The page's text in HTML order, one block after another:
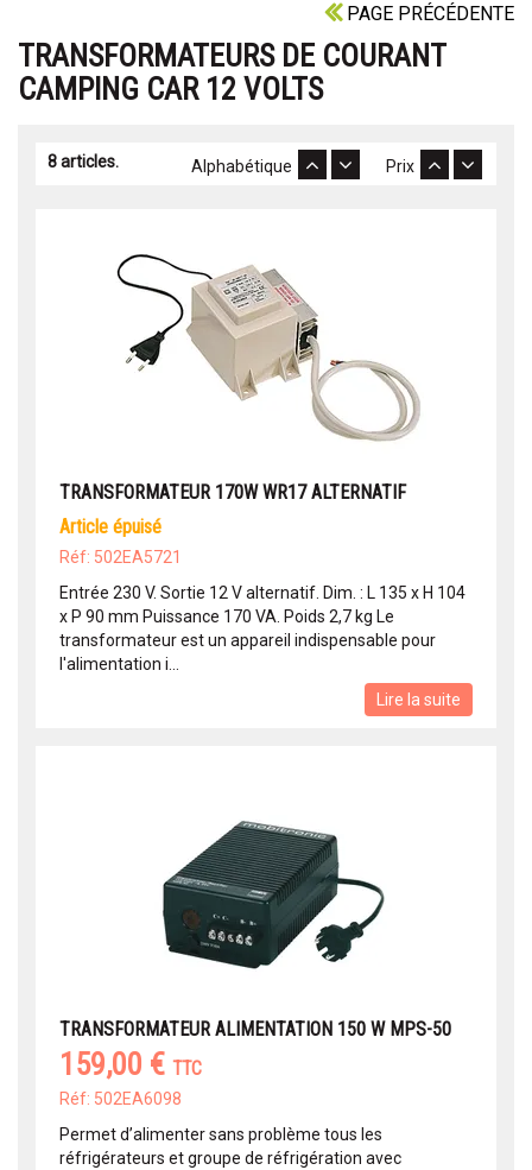
PAGE PRÉCÉDENTE
TRANSFORMATEURS DE COURANT
CAMPING CAR 12 VOLTS
8 articles. Prix
Alphabétique
TRANSFORMATEUR 170W WR17 ALTERNATIF
article épuisé
Réf: 502EA5721
Entrée 230 V. Sortie 12 V alternatif. Dim. : L 135 x H 104
x P 90 mm Puissance 170 VA. Poids 2,7 kg Le
transformateur est un appareil indispensable pour
l'alimentation i...
Lire la suite
TRANSFORMATEUR ALIMENTATION 150 W MPS-50
159,00 € TTC
Réf: 502EA6098
Permet d’alimenter sans problème tous les
réfrigérateurs et groupe de réfrigération avec